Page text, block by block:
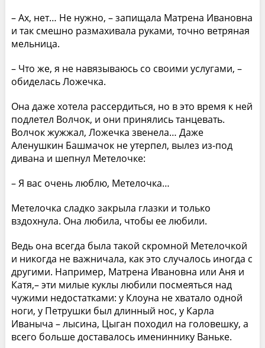
– Ах, нет… Не нужно, – запищала Матрена Ивановна
и так смешно размахивала руками, точно ветряная
мельница.
– Что же, я не навязываюсь со своими услугами, –
обиделась Ложечка.
Она даже хотела рассердиться, но в это время к ней
подлетел Волчок, и они принялись танцевать.
Волчок жужжал, Ложечка звенела… Даже
Аленушкин Башмачок не утерпел, вылез из-под
дивана и шепнул Метелочке:
– Я вас очень люблю, Метелочка…
Метелочка сладко закрыла глазки и только
вздохнула. Она любила, чтобы ее любили.
Ведь она всегда была такой скромной Метелочкой
и никогда не важничала, как это случалось иногда с
другими. Например, Матрена Ивановна или Аня и
Катя,– эти милые куклы любили посмеяться над
чужими недостатками: у Клоуна не хватало одной
ноги, у Петрушки был длинный нос, у Карла
Иваныча – лысина, Цыган походил на головешку, а
всего больше доставалось имениннику Ваньке.